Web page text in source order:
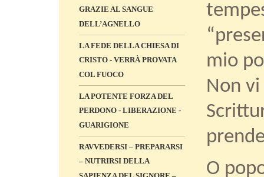
GRAZIE AL SANGUE
DELL’AGNELLO
LA FEDE DELLA CHIESA DI
CRISTO - VERRÀ PROVATA
COL FUOCO
LA POTENTE FORZA DEL
PERDONO - LIBERAZIONE -
GUARIGIONE
RAVVEDERSI – PREPARARSI
– NUTRIRSI DELLA
mio
Non
O